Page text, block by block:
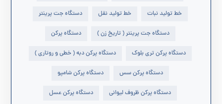
خط تولید نبات خط تولید نقل دستگاه جت پرینتر
دستگاه جت پرینتر ( تاریخ زن ) دستگاه پرکن
دستگاه پرکن تری بلوک دستگاه پرکن دبه ( خطی و روتاری )
دستگاه پرکن سس دستگاه پرکن شامپو
دستگاه پرکن ظروف لیوانی دستگاه پرکن عسل